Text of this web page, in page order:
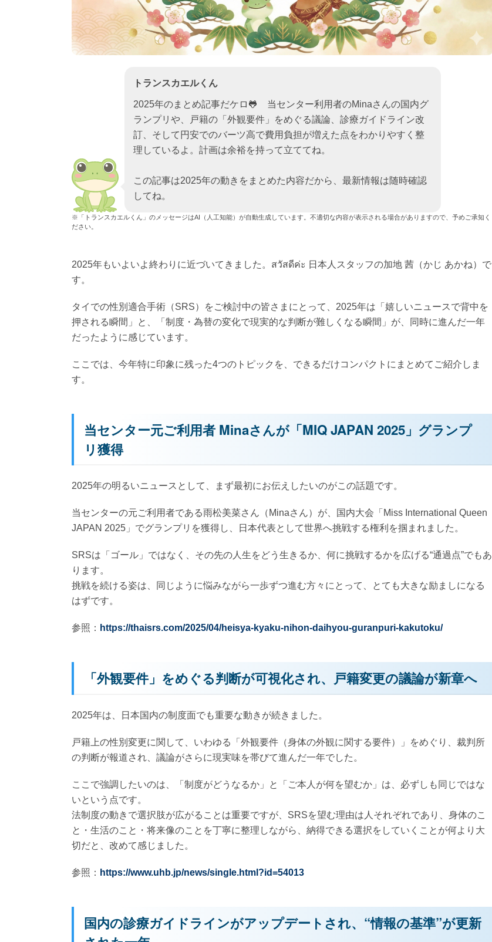
トランスカエルくん
2025年のまとめ記事だケロ🐸 当センター利用者のMinaさんの国内グ
ランプリや、戸籍の「外観要件」をめぐる議論、診療ガイドライン改
訂、そして円安でのバーツ高で費用負担が増えた点をわかりやすく整
理しているよ。計画は余裕を持って立ててね。
この記事は2025年の動きをまとめた内容だから、最新情報は随時確認
してね。
※「トランスカエルくん」のメッセージはAI（人工知能）が自動生成しています。不適切な内容が表示される場合がありますので、予めご承知く
ださい。
2025年もいよいよ終わりに近づいてきました。สวัสดีค่ะ 日本人スタッフの加地 茜（かじ あかね）で
す。
タイでの性別適合手術（SRS）をご検討中の皆さまにとって、2025年は「嬉しいニュースで背中を
押される瞬間」と、「制度・為替の変化で現実的な判断が難しくなる瞬間」が、同時に進んだ一年
だったように感じています。
ここでは、今年特に印象に残った4つのトピックを、できるだけコンパクトにまとめてご紹介しま
す。
当センター元ご利用者 Minaさんが「MIQ JAPAN 2025」グランプ
リ獲得
2025年の明るいニュースとして、まず最初にお伝えしたいのがこの話題です。
当センターの元ご利用者である雨松美菜さん（Minaさん）が、国内大会「Miss International Queen
JAPAN 2025」でグランプリを獲得し、日本代表として世界へ挑戦する権利を掴まれました。
SRSは「ゴール」ではなく、その先の人生をどう生きるか、何に挑戦するかを広げる“通過点”でもあ
ります。
挑戦を続ける姿は、同じように悩みながら一歩ずつ進む方々にとって、とても大きな励ましになる
はずです。
参照： https://thaisrs.com/2025/04/heisya-kyaku-nihon-daihyou-guranpuri-kakutoku/
「外観要件」をめぐる判断が可視化され、戸籍変更の議論が新章へ
2025年は、日本国内の制度面でも重要な動きが続きました。
戸籍上の性別変更に関して、いわゆる「外観要件（身体の外観に関する要件）」をめぐり、裁判所
の判断が報道され、議論がさらに現実味を帯びて進んだ一年でした。
ここで強調したいのは、「制度がどうなるか」と「ご本人が何を望むか」は、必ずしも同じではな
いという点です。
法制度の動きで選択肢が広がることは重要ですが、SRSを望む理由は人それぞれであり、身体のこ
と・生活のこと・将来像のことを丁寧に整理しながら、納得できる選択をしていくことが何より大
切だと、改めて感じました。
参照： https://www.uhb.jp/news/single.html?id=54013
国内の診療ガイドラインがアップデートされ、“情報の基準”が更新